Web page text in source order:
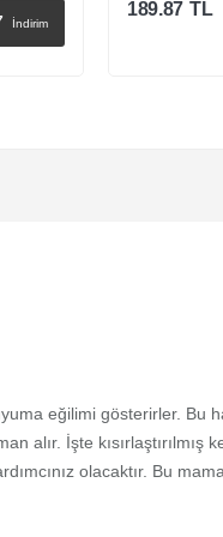
verilen siparişler
olduğunuz
kargo olarak
201.11 TL
eğilimi gösterirler. Bu
alır. İşte kısırlaştırılmış
olacaktır. Bu